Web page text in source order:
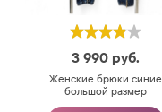
3 990 руб.
Женские брюки синие
большой размер